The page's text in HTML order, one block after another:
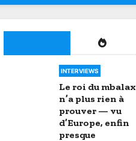
INTERVIEWS
Le roi du mbalax
n’a plus rien à
prouver — vu
d’Europe, enfin
presque